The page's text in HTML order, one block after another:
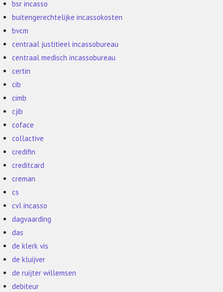
bsr incasso
buitengerechtelijke incassokosten
bvcm
centraal justitieel incassobureau
centraal medisch incassobureau
certin
cib
cimb
cjib
coface
collactive
credifin
creditcard
creman
cs
cvl incasso
dagvaarding
das
de klerk vis
de kluijver
de ruijter willemsen
debiteur